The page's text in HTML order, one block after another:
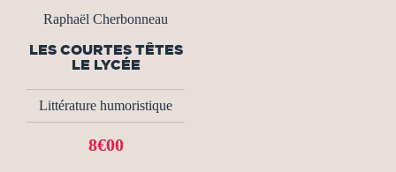
Raphaël Cherbonneau
LES COURTES TÊTES
LE LYCÉE
Littérature humoristique
8€00